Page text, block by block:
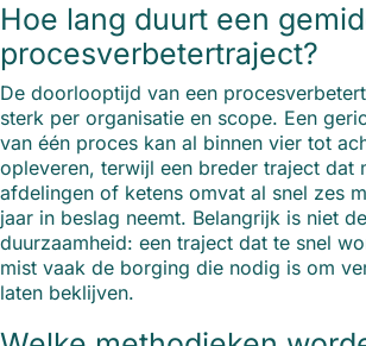
Hoe lang duurt een
procesverbetertraject?
De doorlooptijd van een
sterk per organisatie en scope. Een
van één proces kan al binnen vier tot
opleveren, terwijl een breder traject dat
afdelingen of ketens omvat al snel zes
jaar in beslag neemt. Belangrijk is niet
duurzaamheid: een traject dat te snel
mist vaak de borging die nodig is om
laten beklijven.